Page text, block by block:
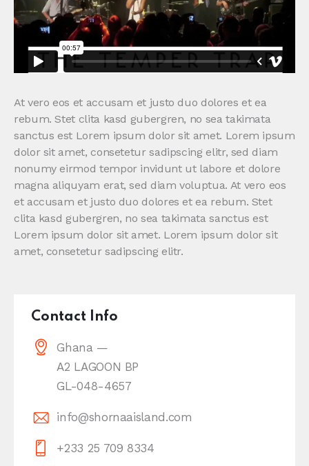
At vero eos et accusam et justo duo dolores et ea
rebum. Stet clita kasd gubergren, no sea takimata
sanctus est Lorem ipsum dolor sit amet. Lorem ipsum
dolor sit amet, consetetur sadipscing elitr, sed diam
nonumy eirmod tempor invidunt ut labore et dolore
magna aliquyam erat, sed diam voluptua. At vero eos
et accusam et justo duo dolores et ea rebum. Stet
clita kasd gubergren, no sea takimata sanctus est
Lorem ipsum dolor sit amet. Lorem ipsum dolor sit
amet, consetetur sadipscing elitr.
Contact Info
Ghana —
A2 LAGOON BP
GL-048-4657
info@shornaaisland.com
+233 25 709 8334